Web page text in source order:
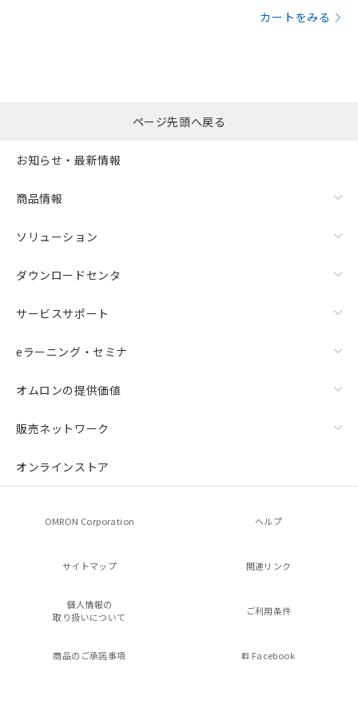
カートをみる
ページ先頭へ戻る
お知らせ・最新情報
商品情報
ソリューション
ダウンロードセンタ
サービスサポート
eラーニング・セミナ
オムロンの提供価値
販売ネットワーク
オンラインストア
OMRON Corporation ヘルプ
サイトマップ 関連リンク
個人情報の
取り扱いについて
ご利用条件
商品のご承諾事項 Facebook